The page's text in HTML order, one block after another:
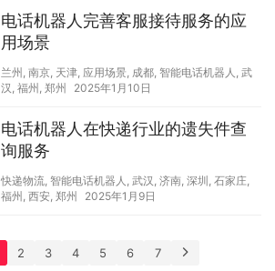
电话机器人完善客服接待服务的应
用场景
兰州 , 南京, 天津, 应用场景, 成都, 智能电话机器人 , 武
汉 , 福州 , 郑州 2025年1月10日
电话机器人在快递行业的遗失件查
询服务
快递物流, 智能电话机器人 , 武汉 , 济南, 深圳 , 石家庄,
福州 , 西安, 郑州 2025年1月9日
2 3 4 5 6 7